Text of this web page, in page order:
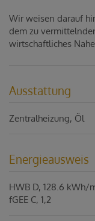
Wir weisen darauf
dem zu
wirtschaftliches
Ausstattung
Zentralheizung Öl
Energieausweis
HWB D, 128.6 kWh/
fGEE C, 1,2